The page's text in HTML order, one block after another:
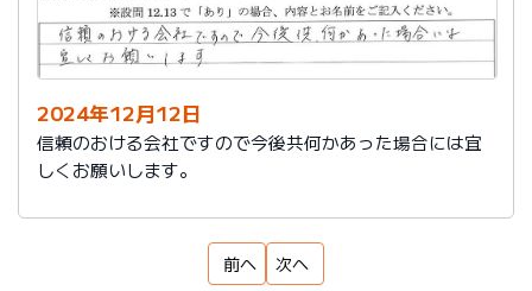
2024年12月12日
信頼のおける会社ですので今後共何かあった場合には宜
しくお願いします。
前へ 次へ